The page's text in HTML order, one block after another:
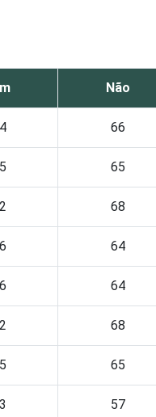
Não
66
65
68
64
64
68
65
57